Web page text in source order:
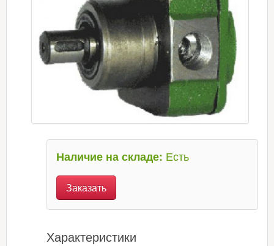
Наличие на складе: Есть
Заказать
Характеристики